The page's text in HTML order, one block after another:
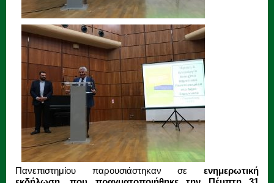
Πανεπιστημίου παρουσιάστηκαν σε ενημερωτική